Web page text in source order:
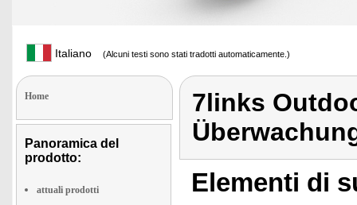
Italiano (Alcuni testi sono stati tradotti automaticamente.)
Home
Panoramica del
prodotto:
attuali prodotti
7links
Elementi di